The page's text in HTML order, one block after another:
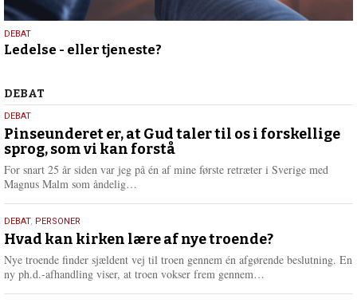
10.
juni
DEBAT
Ledelse - eller tjeneste?
Debat
DEBAT
5.
august
2026
DEBAT
Pinseunderet er, at Gud taler til os i forskellige
sprog, som vi kan forstå
For snart 25 år siden var jeg på én af mine første retræter i Sverige med
Magnus Malm som åndelig…
e
r
e
25.
juli
2026
DEBAT, PERSONER
Hvad kan kirken lære af nye troende?
Nye troende finder sjældent vej til troen gennem én afgørende beslutning. En
ny ph.d.-afhandling viser, at troen vokser frem gennem…